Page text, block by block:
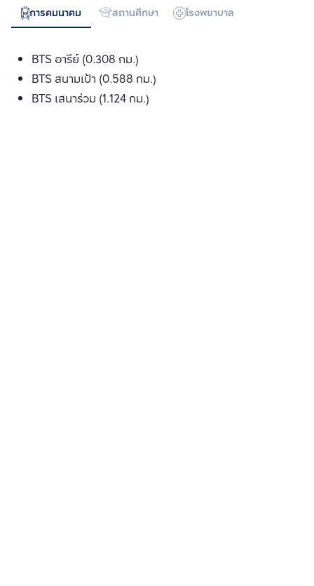
การคมนาคม สถานศึกษา โรงพยาบาล
BTS อารีย์ (0.308 กม.)
BTS สนามเป้า (0.588 กม.)
BTS เสนาร่วม (1.124 กม.)